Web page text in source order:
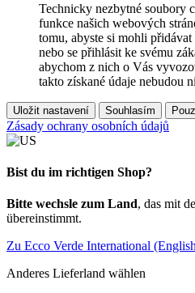
Technicky nezbytné soubory
funkce našich webových
tomu, abyste si mohli
nebo se přihlásit ke svému
abychom z nich o Vás
takto získané údaje nebudou
Uložit nastavení Souhlasím
Zásady ochrany osobních údajů
Bist du im richtigen Shop?
Bitte wechsle zum Land, das mit
übereinstimmt.
Zu Ecco Verde International
Anderes Lieferland wählen